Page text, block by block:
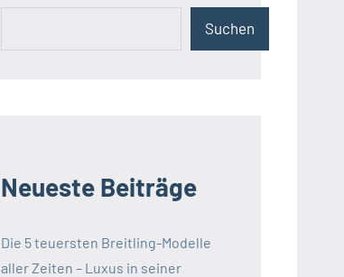
Suchen
Neueste Beiträge
Die 5 teuersten Breitling-Modelle
aller Zeiten – Luxus in seiner